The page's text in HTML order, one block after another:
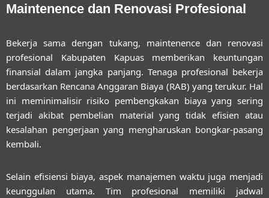
Maintenence dan Renovasi Profesional
Bekerja sama dengan tukang, maintenence dan renovasi
profesional Kabupaten Kapuasmemberikan keuntungan
finansial dalam jangka panjang. Tenaga profesional bekerja
berdasarkan Rencana Anggaran Biaya (RAB) yang terukur. Hal
ini meminimalisir risiko pembengkakan biaya yang sering
terjadi akibat pembelian material yang tidak efisien atau
kesalahan pengerjaan yang mengharuskan bongkar-pasang
kembali.
Selain efisiensi biaya, aspek manajemen waktu juga menjadi
keunggulan utama. Tim profesional memiliki jadwal